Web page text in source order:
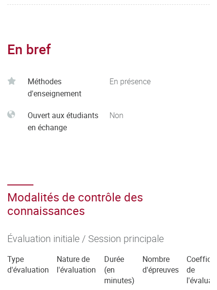
En bref
Méthodes
d'enseignement
En présence
Ouvert aux étudiants
en échange
Non
Modalités de contrôle des
connaissances
Évaluation initiale / Session principale
Type
d'évaluation
Nature de
l'évaluation
Durée
(en
minutes)
Nombre
d'épreuves
de